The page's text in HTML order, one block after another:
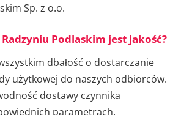
Sp. z o.o.
Radzyniu Podlaskim jest jakość?
dbałość o dostarczanie
użytkowej do naszych odbiorców.
dostawy czynnika
parametrach.